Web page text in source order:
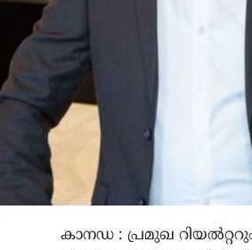
കാനഡ : പ്രമുഖ